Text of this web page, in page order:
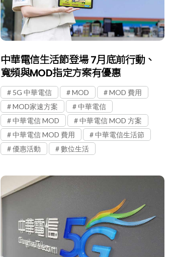
中華電信生活節登場 7月底前行動、
寬頻與MOD指定方案有優惠
5G 中華電信 MOD
MOD 費用
MOD家速方案
中華電信
中華電信 MOD
中華電信 MOD 方案
中華電信 MOD 費用
中華電信生活節
優惠活動
數位生活